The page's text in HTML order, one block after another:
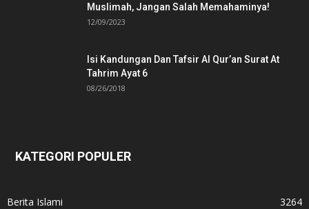
Muslimah, Jangan Salah Memahaminya!
12/09/2023
Isi Kandungan Dan Tafsir Al Qur’an Surat At
Tahrim Ayat 6
08/26/2018
KATEGORI POPULER
Berita Islami
3264